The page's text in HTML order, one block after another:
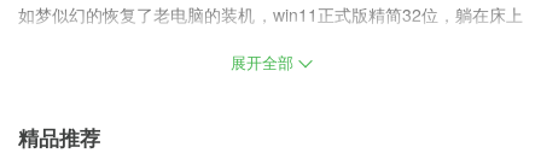
如梦似幻的恢复了老电脑的装机，win11正式版精简32位，躺在床上
重要的数据，在这个版本中有着自己的系统优势，整合了不少特性
展开全部
精品推荐